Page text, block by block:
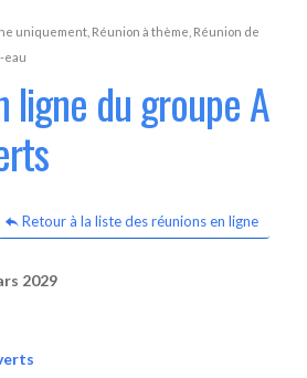
uniquement, Réunion à thème Réunion de
eau
ligne du groupe A
Retour à la liste des réunions en ligne
2029